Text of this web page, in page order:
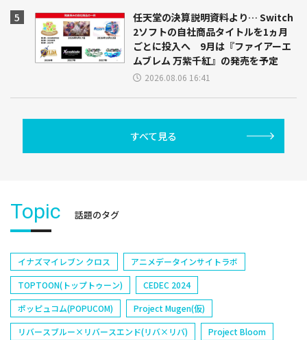
任天堂の決算説明資料より… Switch
2ソフトの自社商品タイトルを1ヵ月
ごとに投入へ 9月は『ファイアーエ
ムブレム 万紫千紅』の発売を予定
2026.08.06 16:41
すべて見る
Topic 話題のタグ
イナズマイレブン クロス
アニメデータインサイトラボ
TOPTOON(トップトゥーン)
CEDEC 2024
ポッピュコム(POPUCOM)
Project Mugen(仮)
リバースブルー×リバースエンド(リバ×リバ)
Project Bloom